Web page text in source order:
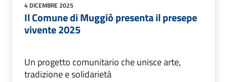
4 DICEMBRE 2025
Il Comune di Muggiò presenta il presepe
vivente 2025
Un progetto comunitario che unisce arte,
tradizione e solidarietà